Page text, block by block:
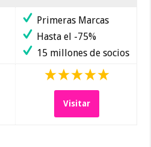
Primeras Marcas
Hasta el -75%
15 millones de socios
Visitar